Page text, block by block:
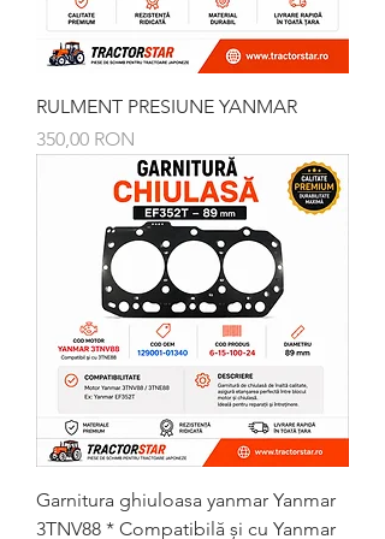
RULMENT PRESIUNE YANMAR
Preț
350,00 RON
Garnitura ghiuloasa yanmar Yanmar
3TNV88 * Compatibilă și cu Yanmar